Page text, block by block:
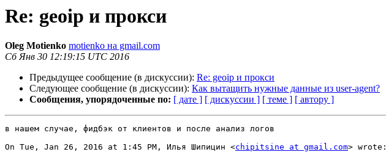
Re: geoip и прокси
Oleg Motienko motienko на gmail.com
Сб Янв 30 12:19:15 UTC 2016
Предыдущее сообщение (в дискуссии): Re: geoip и прокси
Следующее сообщение (в дискуссии): Как вытащить нужные данные из user-agent?
Сообщения, упорядоченные по: [ дате ] [ дискуссии ] [ теме ] [ автору ]
в нашем случае, фидбэк от клиентов и после анализ логов
On Tue, Jan 26, 2016 at 1:45 PM, Илья Шипицин <chipitsine at gmail.com> wrote: